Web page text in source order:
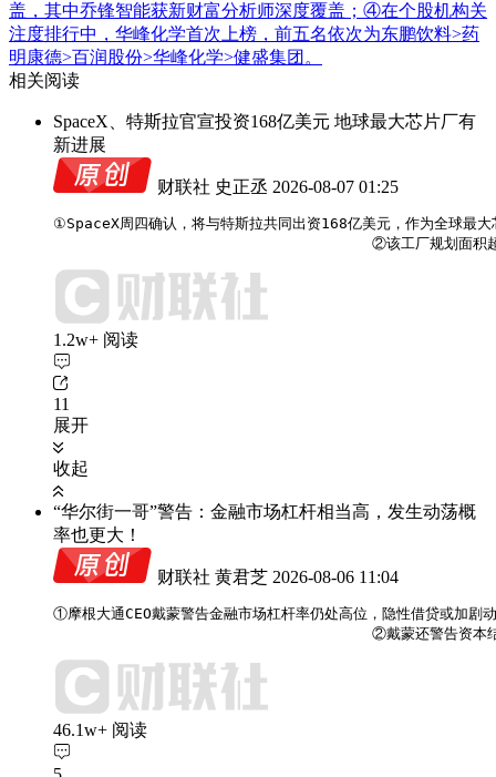
盖，其中乔锋智能获新财富分析师深度覆盖；④在个股机构关
注度排行中，华峰化学首次上榜，前五名依次为东鹏饮料>药
明康德>百润股份>华峰化学>健盛集团。
相关阅读
SpaceX、特斯拉官宣投资168亿美元 地球最大芯片厂有
新进展
财联社 史正丞 2026-08-07 01:25
①SpaceX周四确认，将与特斯拉共同出资168亿美元，作为全球最
②该工厂规划面积超过
1.2w+ 阅读
11
展开
收起
“华尔街一哥”警告：金融市场杠杆相当高，发生动荡概
率也更大！
财联社 黄君芝 2026-08-06 11:04
①摩根大通CEO戴蒙警告金融市场杠杆率仍处高位，隐性借贷或加剧
②戴蒙还警告资本结构
46.1w+ 阅读